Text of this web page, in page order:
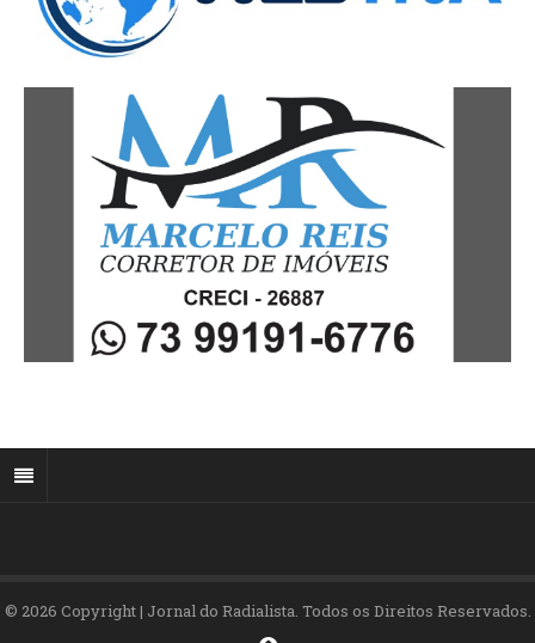
© 2026 Copyright | Jornal do Radialista. Todos os Direitos Reservados.